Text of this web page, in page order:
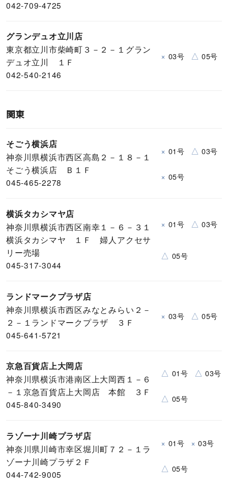
042-709-4725
グランデュオ立川店
東京都立川市柴崎町３－２－１グラン
デュオ立川 １Ｆ
042-540-2146
× 03号 △ 05号
関東
そごう横浜店
神奈川県横浜市西区高島２－１８－１
そごう横浜店 Ｂ１Ｆ
045-465-2278
× 01号 △ 03号
× 05号
横浜タカシマヤ店
神奈川県横浜市西区南幸１－６－３１
横浜タカシマヤ １Ｆ 婦人アクセサ
リー売場
045-317-3044
× 01号 △ 03号
△ 05号
ランドマークプラザ店
神奈川県横浜市西区みなとみらい２－
２－１ランドマークプラザ ３Ｆ
045-641-5721
× 03号 △ 05号
京急百貨店上大岡店
神奈川県横浜市港南区上大岡西１－６
－１京急百貨店上大岡店 本館 ３Ｆ
045-840-3490
△ 01号 △ 03号
△ 05号
ラゾーナ川崎プラザ店
神奈川県川崎市幸区堀川町７２－１ラ
ゾーナ川崎プラザ２Ｆ
044-742-9005
× 01号 × 03号
△ 05号